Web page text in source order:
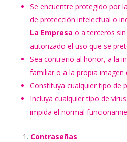
Se encuentre protegido por
de protección intelectual o
La Empresa o a terceros
autorizado el uso que se
Sea contrario al honor, a la
familiar o a la propia imagen
Constituya cualquier tipo de
Incluya cualquier tipo de
impida el normal
Contraseñas